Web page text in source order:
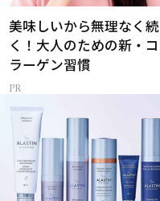
美味しいから無理なく続
く！大人のための新・コ
ラーゲン習慣